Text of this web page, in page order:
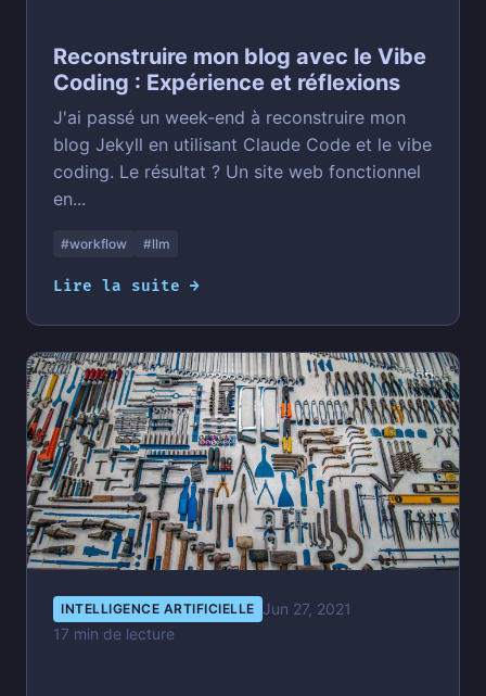
Reconstruire mon blog avec le Vibe
Coding : Expérience et réflexions
J'ai passé un week-end à reconstruire mon
blog Jekyll en utilisant Claude Code et le vibe
coding. Le résultat ? Un site web fonctionnel
en...
#workflow #llm
Lire la suite →
INTELLIGENCE ARTIFICIELLE Jun 27, 2021
17 min de lecture